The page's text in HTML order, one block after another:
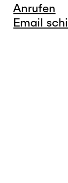
Anrufen
Email